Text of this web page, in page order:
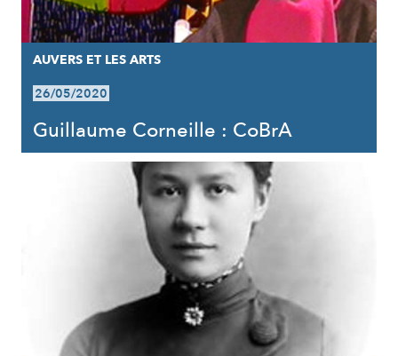
AUVERS ET LES ARTS
26/05/2020
Guillaume Corneille : CoBrA